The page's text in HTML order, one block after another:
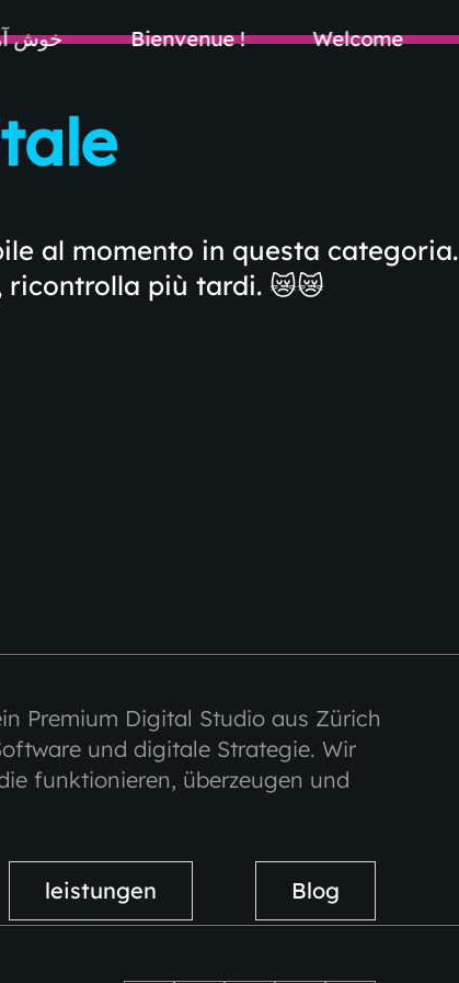
خوش Bienvenue ! Welcome
al momento in questa categoria.
ricontrolla più tardi. 😿😿
Premium Digital Studio aus Zürich
und digitale Strategie. Wir
funktionieren, überzeugen und
leistungen Blog